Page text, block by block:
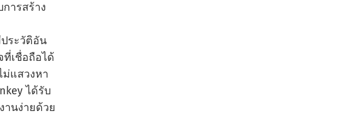
ารสร้าง
ประวัติอัน
ที่เชื่อถือได้
ม่แสวงหา
ได้รับ
านง่ายด้วย